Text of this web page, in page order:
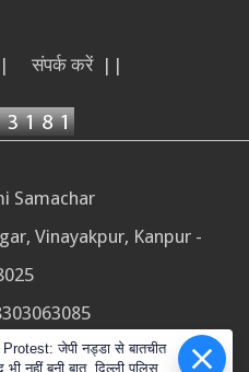
संपर्क करें ||
Samachar
Vinayakpur, Kanpur -
जेपी नड्डा से बातचीत
भी नहीं बनी बात, दिल्ली पुलिस ने